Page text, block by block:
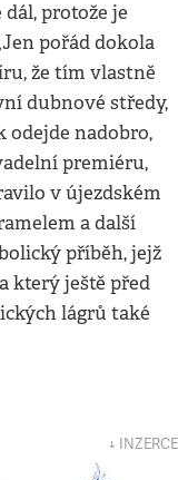
protože je
pořád dokola
že tím vlastně
dubnové středy,
odejde nadobro,
premiéru,
v újezdském
a další
příběh, jejž
který ještě před
lágrů také
↓ INZERCE